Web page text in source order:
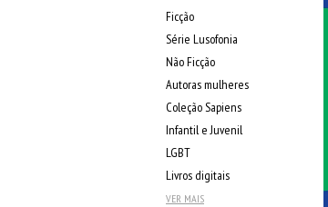
Ficção
Série Lusofonia
Não Ficção
Autoras mulheres
Coleção Sapiens
Infantil e Juvenil
LGBT
Livros digitais
VER MAIS